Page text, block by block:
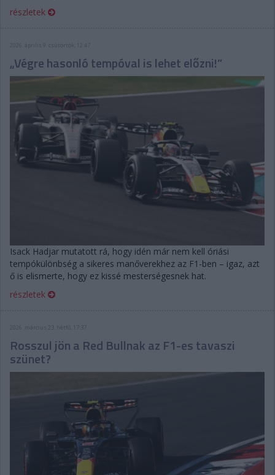
részletek
2026. április 9. csütörtök, 12:47
„Végre hasonló tempóval is lehet előzni!”
Isack Hadjar mutatott rá, hogy idén már nem kell óriási
tempókülönbség a sikeres manőverekhez az F1-ben – igaz, azt
ő is elismerte, hogy ez kissé mesterségesnek hat.
részletek
2026. március 23. hétfő, 17:37
Rosszul jön a Red Bullnak az F1-es tavaszi
szünet?